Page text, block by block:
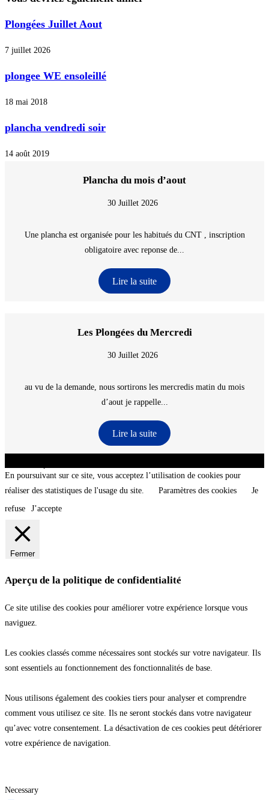
Plongées Juillet Aout
7 juillet 2026
plongee WE ensoleillé
18 mai 2018
plancha vendredi soir
14 août 2019
Plancha du mois d’aout
30 Juillet 2026
Une plancha est organisée pour les habitués du CNT , inscription
obligatoire avec reponse de...
Lire la suite
Les Plongées du Mercredi
30 Juillet 2026
au vu de la demande, nous sortirons les mercredis matin du mois
d’aout je rappelle...
Lire la suite
En poursuivant sur ce site, vous acceptez l’utilisation de cookies pour
réaliser des statistiques de l'usage du site.
Paramètres des cookies
Je
refuse
J’accepte
Fermer
Aperçu de la politique de confidentialité
Ce site utilise des cookies pour améliorer votre expérience lorsque vous
naviguez.
Les cookies classés comme nécessaires sont stockés sur votre navigateur. Ils
sont essentiels au fonctionnement des fonctionnalités de base.
Nous utilisons également des cookies tiers pour analyser et comprendre
comment vous utilisez ce site. Ils ne seront stockés dans votre navigateur
qu’avec votre consentement. La désactivation de ces cookies peut détériorer
votre expérience de navigation.
Necessary